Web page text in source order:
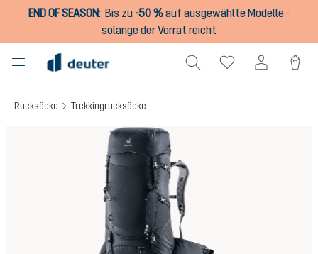
springen
END OF SEASON: Bis zu -50 %auf ausgewählte Modelle -
solange der Vorrat reicht
Rucksäcke Trekkingrucksäcke
Bildergalerie überspringen